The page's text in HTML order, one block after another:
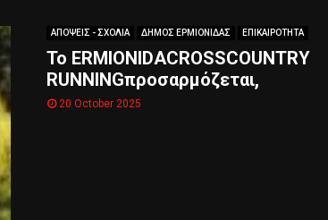
ΑΠΟΨΕΙΣ - ΣΧΟΛΙΑ ΔΗΜΟΣ ΕΡΜΙΟΝΙΔΑΣ ΕΠΙΚΑΙΡΟΤΗΤΑ
Το ERMIONIDACROSSCOUNTRY
RUNNINGπροσαρμόζεται,
20 October 2025